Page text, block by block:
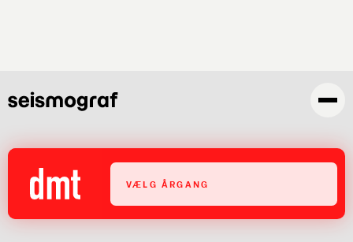
VÆLG ÅRGANG